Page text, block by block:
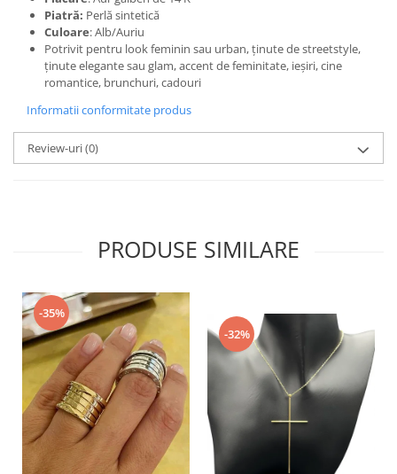
Piatră: Perlă sintetică
Culoare: Alb/Auriu
Potrivit pentru look feminin sau urban, ținute de streetstyle,
ținute elegante sau glam, accent de feminitate, ieșiri, cine
romantice, brunchuri, cadouri
Informatii conformitate produs
Review-uri(0)
PRODUSE SIMILARE
-35%
-32%